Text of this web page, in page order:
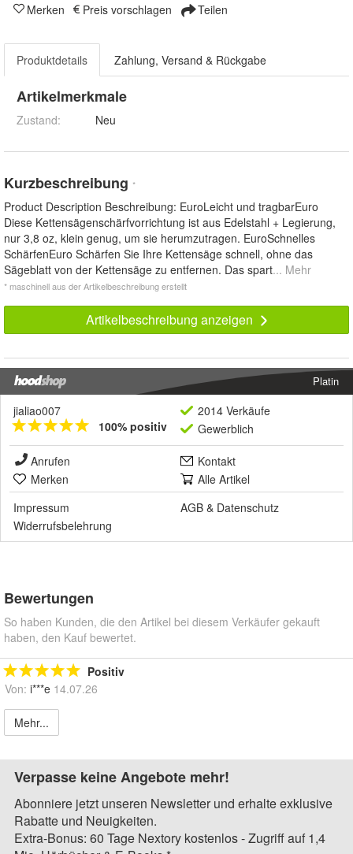
Merken Preis vorschlagen Teilen
Produktdetails Zahlung, Versand & Rückgabe
Artikelmerkmale
Zustand: Neu
Kurzbeschreibung *
Product Description Beschreibung: EuroLeicht und tragbarEuro
Diese Kettensägenschärfvorrichtung ist aus Edelstahl + Legierung,
nur 3,8 oz, klein genug, um sie herumzutragen. EuroSchnelles
SchärfenEuro Schärfen Sie Ihre Kettensäge schnell, ohne das
Sägeblatt von der Kettensäge zu entfernen. Das spart... Mehr
* maschinell aus der Artikelbeschreibung erstellt
Artikelbeschreibung anzeigen
Platin
jialiao007
100% positiv
2014 Verkäufe
Gewerblich
Anrufen
Kontakt
Merken
Alle Artikel
Impressum
AGB & Datenschutz
Widerrufsbelehrung
Bewertungen
So haben Kunden, die den Artikel bei diesem Verkäufer gekauft
haben, den Kauf bewertet.
Positiv
Von: i***e 14.07.26
Mehr...
Verpasse keine Angebote mehr!
Abonniere jetzt unseren Newsletter und erhalte exklusive
Rabatte und Neuigkeiten.
Extra-Bonus: 60 Tage Nextory kostenlos - Zugriff auf 1,4